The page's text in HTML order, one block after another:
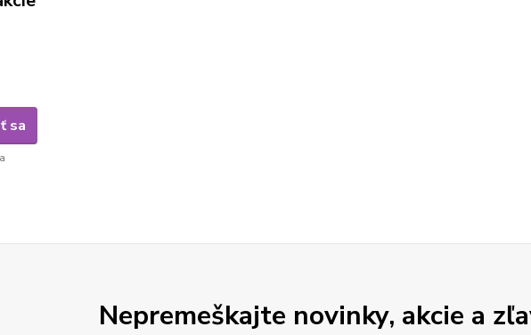
sa
Nepremeškajte novinky, akcie a